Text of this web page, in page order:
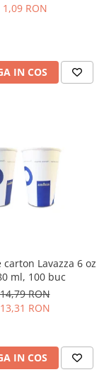
buc
1,09 RON
IN COS
carton Lavazza 6 oz
ml, 100 buc
14,79 RON
13,31 RON
IN COS